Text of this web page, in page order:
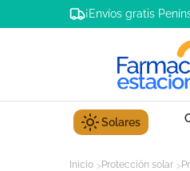
¡Envíos gratis
Solares
Inicio Protección solar